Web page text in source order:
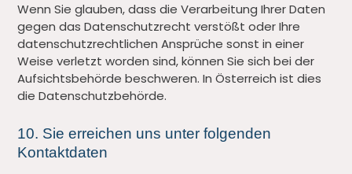
Wenn Sie glauben, dass die Verarbeitung Ihrer Daten
gegen das Datenschutzrecht verstößt oder Ihre
datenschutzrechtlichen Ansprüche sonst in einer
Weise verletzt worden sind, können Sie sich bei der
Aufsichtsbehörde beschweren. In Österreich ist dies
die Datenschutzbehörde.
10. Sie erreichen uns unter folgenden
Kontaktdaten